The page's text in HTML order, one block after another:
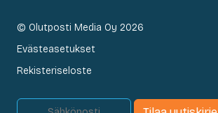
© Olutposti Media Oy 2026
Evästeasetukset
Rekisteriseloste